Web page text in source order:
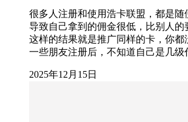
很多人注册和使用浩卡联盟，都是随
导致自己拿到的佣金很低，比别人的
这样的结果就是推广同样的卡，你都
一些朋友注册后，不知道自己是几
2025年12月15日